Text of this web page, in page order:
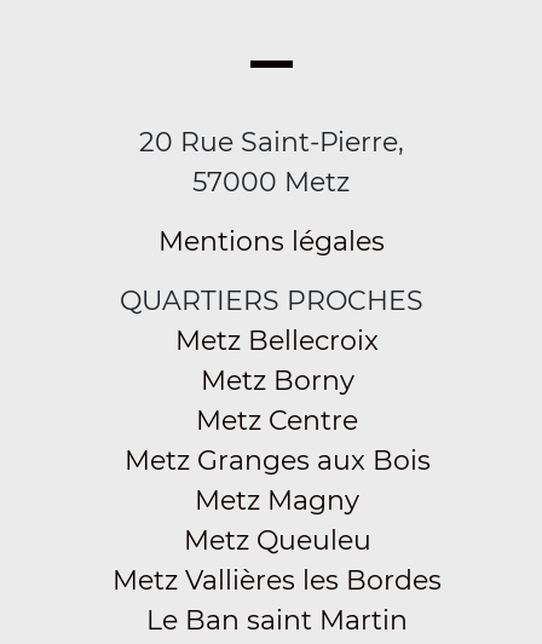
20 Rue Saint-Pierre,
57000 Metz
Mentions légales
QUARTIERS PROCHES
Metz Bellecroix
Metz Borny
Metz Centre
Metz Granges aux Bois
Metz Magny
Metz Queuleu
Metz Vallières les Bordes
Le Ban saint Martin